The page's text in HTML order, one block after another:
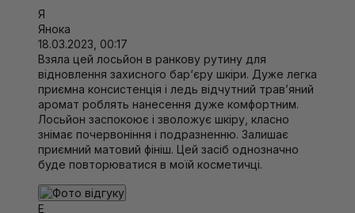
Я
Янока
18.03.2023, 00:17
Взяла цей лосьйон в ранкову рутину для
відновлення захисного бар‘єру шкіри. Дуже легка
приємна консистенція і ледь відчутний трав’яний
аромат роблять нанесення дуже комфортним.
Лосьйон заспокоює і зволожує шкіру, класно
знімає почервоніння і подразненню. Залишає
приємний матовий фініш. Цей засіб однозначно
буде повторюватися в моїй косметичці.
Е